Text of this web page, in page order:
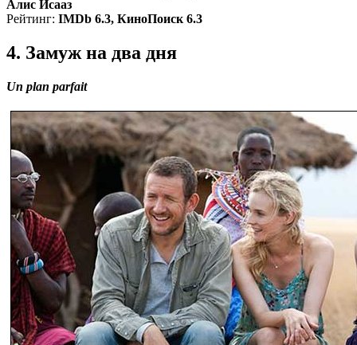
Алис Исааз
Рейтинг: IMDb 6.3, КиноПоиск 6.3
4. Замуж на два дня
Un plan parfait